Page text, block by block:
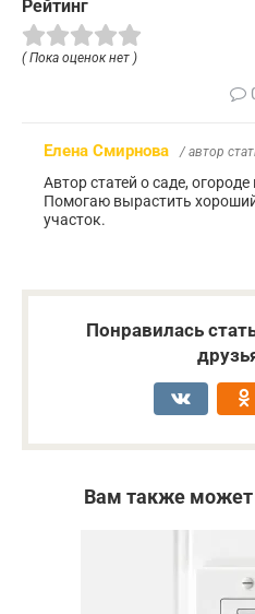
Рейтинг
( Пока оценок нет )
Елена Смирнова / автор
Автор статей о саде,
Помогаю вырастить
участок.
Понравилась
Вам также может